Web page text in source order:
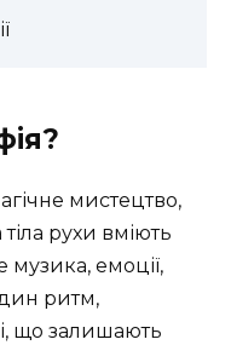
мистецтво,
рухи вміють
музика, емоції,
ритм,
що залишають